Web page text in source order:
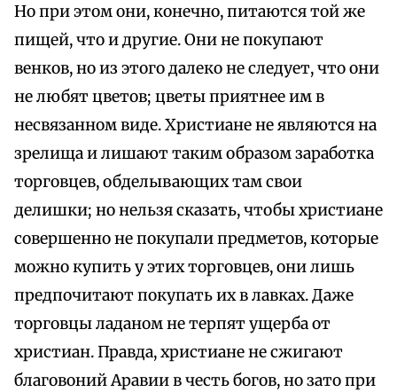
Но при этом они, конечно, питаются той же
пищей, что и другие. Они не покупают
венков, но из этого далеко не следует, что они
не любят цветов; цветы приятнее им в
несвязанном виде. Христиане не являются на
зрелища и лишают таким образом заработка
торговцев, обделывающих там свои
делишки; но нельзя сказать, чтобы христиане
совершенно не покупали предметов, которые
можно купить у этих торговцев, они лишь
предпочитают покупать их в лавках. Даже
торговцы ладаном не терпят ущерба от
христиан. Правда, христиане не сжигают
благовоний Аравии в честь богов, но зато при